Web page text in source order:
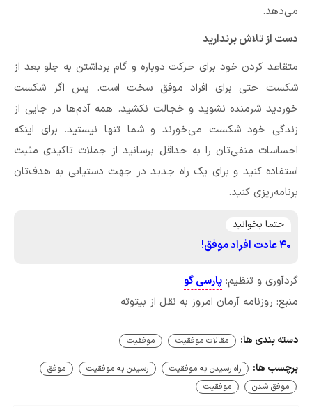
می‌دهد.
دست از تلاش برندارید
متقاعد کردن خود برای حرکت دوباره و گام برداشتن به جلو بعد از
شکست حتی برای افراد موفق سخت است. پس اگر شکست
خوردید شرمنده نشوید و خجالت نکشید. همه آدم‌ها در جایی از
زندگی خود شکست می‌خورند و شما تنها نیستید. برای اینکه
احساسات منفی‌تان را به حداقل برسانید از جملات تاکیدی مثبت
استفاده کنید و برای یک راه جدید در جهت دستیابی به هدف‌تان
برنامه‌ریزی کنید.
حتما بخوانید
۴۰ عادت افراد موفق!
گردآوری و تنظیم: پارسی گو
منبع: روزنامه آرمان امروز به نقل از بیتوته
دسته بندی ها: مقالات موفقیت موفقیت
برچسب ها: راه رسیدن به موفقیت رسیدن به موفقیت
موفق
موفق شدن
موفقیت